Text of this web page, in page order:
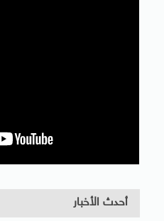
أحدث الأخبار